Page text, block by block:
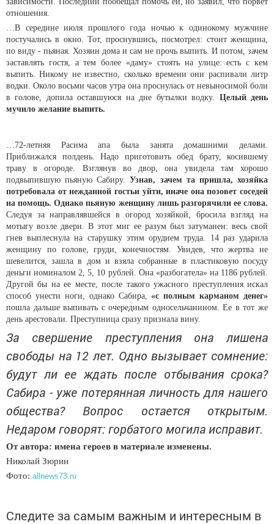
отношения.
…В середине июля прошлого года ночью к одинокому мужчине
постучались в окно. Тот, проснувшись, посмотрел: стоит женщина,
по виду - пьяная. Хозяин дома и сам не прочь выпить. И потом, зачем
заставлять гостя, а тем более «даму» стоять на улице: есть с кем
выпить. Никому не известно, сколько времени они распивали литр
водки. Около восьми часов утра она проснулась от невыносимой боли
в голове, допила оставшуюся на дне бутылки водку. Целый день
мучило желание выпить.
…72-летняя Расима апа была занята домашними делами.
Приближался полдень. Надо приготовить обед брату, косившему
траву в огороде. Взглянув во двор, она увидела там хорошо
подвыпившую пьяную Сабиру.Узнав, зачем та пришла, хозяйка
потребовала от нежданной гостьи уйти, иначе она позовет соседей
на помощь. Однако пьяную женщину лишь разгорячили ее слова.
Следуя за направлявшейся в огород хозяйкой, бросила взгляд на
мотыгу возле двери. В этот миг ее разум был затуманен: весь свой
гнев выплеснула на старушку этим орудием труда. 14 раз ударила
женщину по голове, груди, конечностям. Увидев, что жертва не
шевелится, зашла в дом и взяла собранные в пластиковую посуду
деньги номиналом 2, 5, 10 рублей. Она «разбогатела» на 1186 рублей.
Другой бы на ее месте, после такого ужасного преступления искал
способ унести ноги, однако Сабира,
«с полным карманом денег»
пошла дальше выпивать с очередным односельчанином. Ее в тот же
день арестовали. Преступница сразу признала вину.
За свершение преступления она лишена
свободы на 12 лет. Одно вызывает сомнение:
будут ли ее ждать после отбывания срока?
Сабира - уже потерянная личность для нашего
общества? Вопрос остается открытым.
Недаром говорят: горбатого могила исправит.
От автора: имена героев в материале изменены.
Николай Зюрин
Фото: allnews73.ru
Следите за самым важным и интересным в